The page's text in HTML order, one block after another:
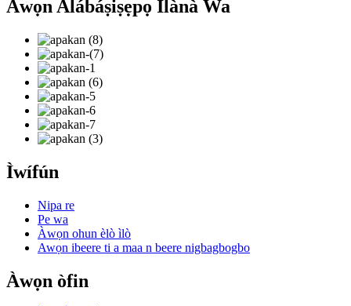
Àwọn Alábáṣiṣẹpọ̀ Ìlànà Wa
Ìwífún
Nipa re
Pe wa
Àwọn ohun èlò ìlò
Awọn ibeere ti a maa n beere nigbagbogbo
Àwọn òfin